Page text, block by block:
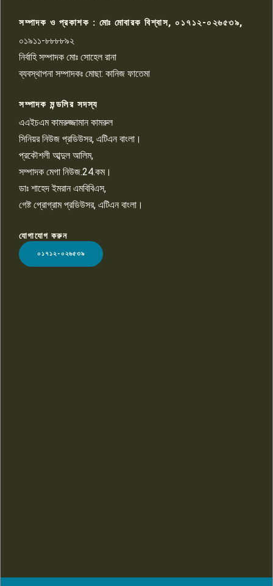
চাঁদাবাজি ও হয়রানির অভিযোগ
১০
LOGO
সম্পাদক ও প্রকাশক : মোঃ মোবারক বিশ্বাস, ০১৭১২-০২৬৫৩৯,
০১৯১১-৮৮৮৮৯২
নির্বাহি সম্পাদক মোঃ সোহেল রানা
ব্যবস্থাপনা সম্পাদকঃ মোছা: কানিজ ফাতেমা
সম্পাদক মন্ডলির সদস্য
এএইচএম কামরুজ্জামান কামরুল
সিনিয়র নিউজ প্রডিউসর, এটিএন বাংলা।
প্রকৌশলী আব্দুল আলিম,
সম্পাদক মেগা নিউজ.24.কম।
ডাঃ শাহেদ ইমরান এমবিবিএস,
গেষ্ট প্রোগ্রাম প্রডিউসর, এটিএন বাংলা।
যোগাযোগ করুন
০১৭১২-০২৬৫৩৯